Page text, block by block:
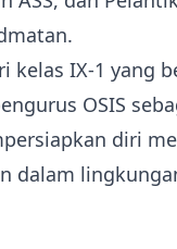
IX-1 yang
OSIS
diri
dalam